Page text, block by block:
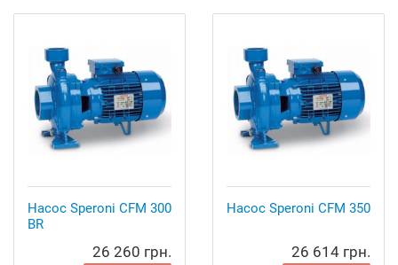
Насос Speroni CFM 300
BR
26 260 грн.
Насос Speroni CFM 350
26 614 грн.